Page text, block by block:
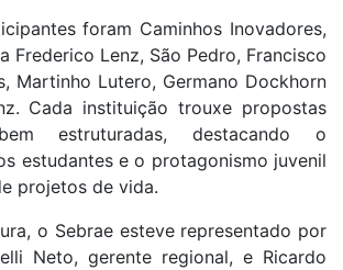
foram Caminhos Inovadores,
Frederico Lenz, São Pedro, Francisco
Martinho Lutero, Germano Dockhorn
Cada instituição trouxe propostas
estruturadas, destacando o
estudantes e o protagonismo juvenil
projetos de vida.
o Sebrae esteve representado por
Neto, gerente regional, e Ricardo